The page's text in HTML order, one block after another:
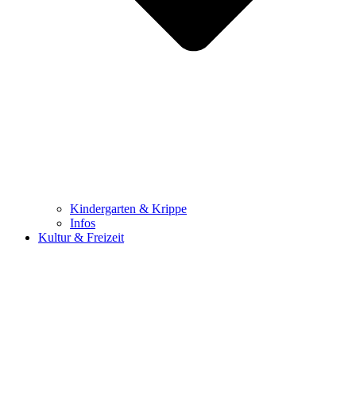
Kindergarten & Krippe
Infos
Kultur & Freizeit